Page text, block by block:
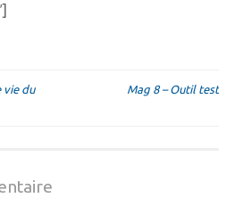
vie du
Mag 8 – Outil test